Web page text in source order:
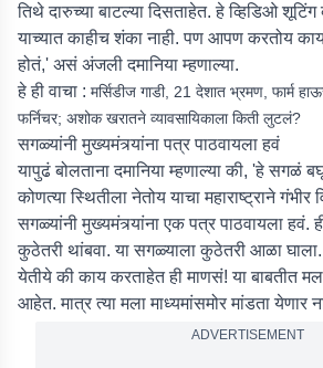
तिथे दारुच्या बाटल्या दिसताहेत. हे व्हिडिओ
याच्यात काहीच शंका नाही. पण आपण करतोय
होतं,' असं अंजली दमानिया म्हणाल्या.
हे ही वाचा : मर्सिडीज गाडी, 21 देशात भ्रमण, फार्म
फर्निचर; अशोक खरातने व्यावसायिकाला किती लुटलं?
सगळ्यांनी मुख्यमंत्र्यांना पत्र पाठवायला हवं
यापुढं बोलताना दमानिया म्हणाल्या की, 'हे सगळं
कोणत्या स्थितीला नेतोय याचा महाराष्ट्राने गंभीर
सगळ्यांनी मुख्यमंत्र्यांना एक पत्र पाठवायला हवं.
कुठेतरी थांबवा. या सगळ्याला कुठेतरी आळा
येतीये की काय करताहेत ही माणसं! या बाबतीत
आहेत. मात्र त्या मला माध्यमांसमोर मांडता येणार
ADVERTISEMENT